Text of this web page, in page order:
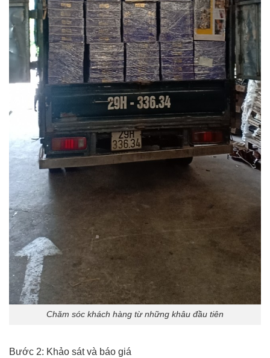
Chăm sóc khách hàng từ những khâu đầu tiên
Bước 2: Khảo sát và báo giá